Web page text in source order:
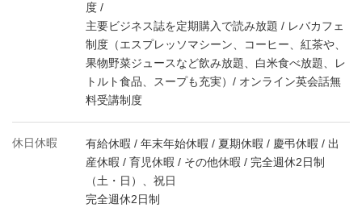
度 /
主要ビジネス誌を定期購入で読み放題 / レバカフェ
制度（エスプレッソマシーン、コーヒー、紅茶や、
果物野菜ジュースなど飲み放題、白米食べ放題、レ
トルト食品、スープも充実）/ オンライン英会話無
料受講制度
休日休暇
有給休暇 / 年末年始休暇 / 夏期休暇 / 慶弔休暇 / 出
産休暇 / 育児休暇 / その他休暇 / 完全週休2日制
（土・日）、祝日
完全週休2日制